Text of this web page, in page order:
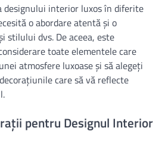
designului interior luxos în diferite
o abordare atentă și o
stilului dvs. De aceea, este
toate elementele care
atmosfere luxoase și să alegeți
care să vă reflecte
pentru Designul Interior